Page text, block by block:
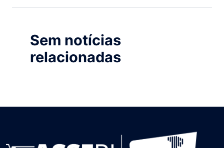
Sem notícias
relacionadas